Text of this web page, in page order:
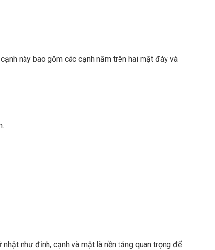
này bao gồm các cạnh nằm trên hai mặt đáy và
như đỉnh, cạnh và mặt là nền tảng quan trọng để